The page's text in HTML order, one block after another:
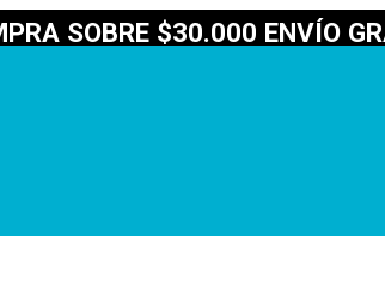
SOBRE $30.000 ENVÍO